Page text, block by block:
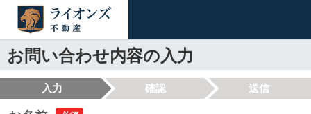
お問い合わせ内容の入力
入力 確認 送信